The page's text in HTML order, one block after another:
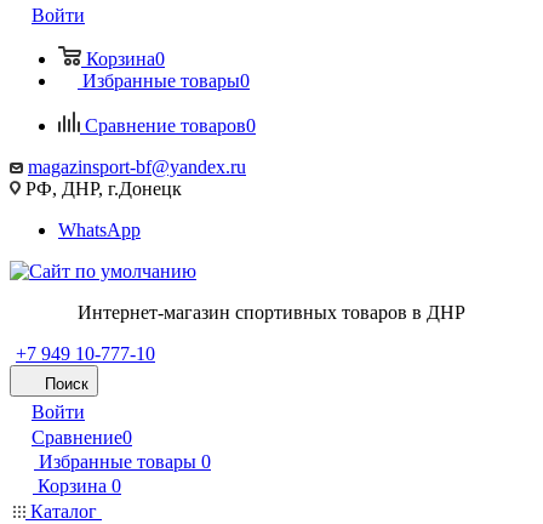
Войти
Корзина0
Избранные товары0
Сравнение товаров0
magazinsport-bf@yandex.ru
РФ, ДНР, г.Донецк
WhatsApp
Интернет-магазин спортивных товаров в ДНР
+7 949 10-777-10
Поиск
Войти
Сравнение0
Избранные товары 0
Корзина 0
Каталог